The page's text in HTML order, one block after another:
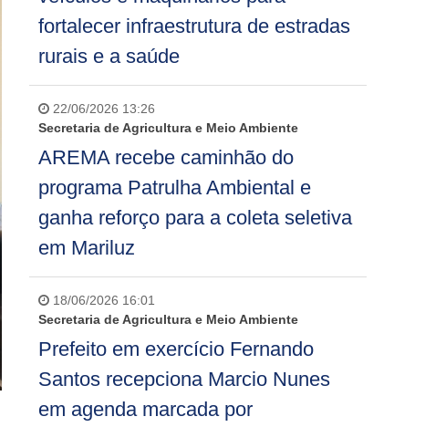
fortalecer infraestrutura de estradas
rurais e a saúde
22/06/2026 13:26
Secretaria de Agricultura e Meio Ambiente
AREMA recebe caminhão do
programa Patrulha Ambiental e
ganha reforço para a coleta seletiva
em Mariluz
18/06/2026 16:01
Secretaria de Agricultura e Meio Ambiente
Prefeito em exercício Fernando
Santos recepciona Marcio Nunes
em agenda marcada por